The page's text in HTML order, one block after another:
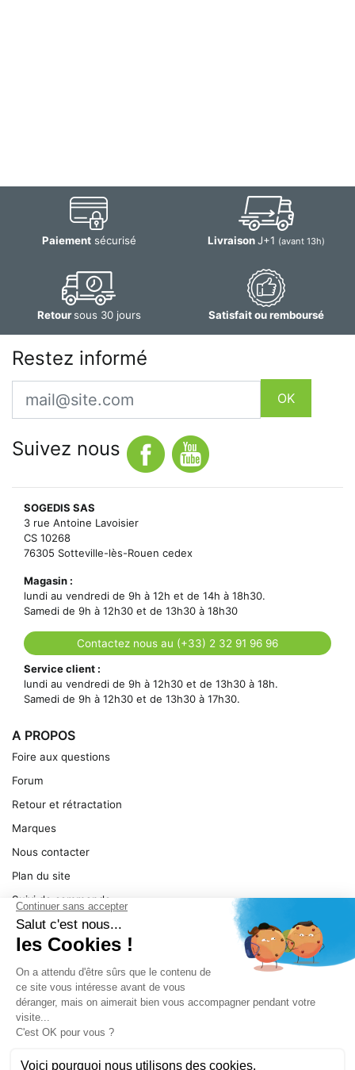
Paiementsécurisé LivraisonJ+1 (avant 13h)
Retoursous 30 jours Satisfait ou remboursé
Restez informé
Email
OK
Suivez nous
SOGEDIS SAS
3 rue Antoine Lavoisier
CS 10268
76305 Sotteville-lès-Rouen cedex
Magasin :
lundi au vendredi de 9h à 12h et de 14h à 18h30.
Samedi de 9h à 12h30 et de 13h30 à 18h30
Contactez nous au (+33) 2 32 91 96 96
Service client :
lundi au vendredi de 9h à 12h30 et de 13h30 à 18h.
Samedi de 9h à 12h30 et de 13h30 à 17h30.
A PROPOS
Foire aux questions
Forum
Retour et rétractation
Marques
Nous contacter
Plan du site
Suivi de commande
Ma facture
Mentions légales
Conditions générales
SERVICE
Pièces détachées